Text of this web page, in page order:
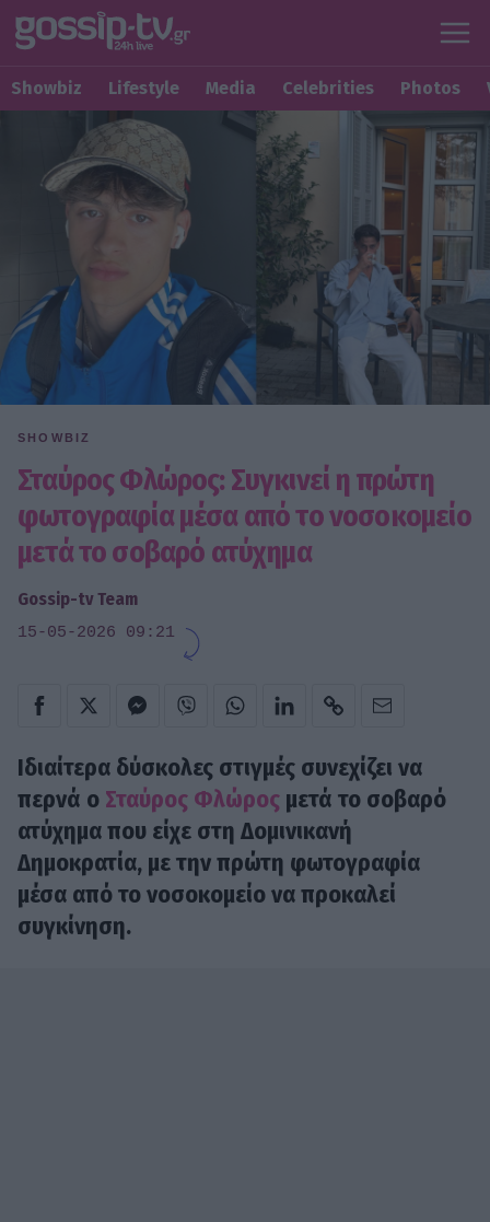
Showbiz Lifestyle Media Celebrities Photos
SHOWBIZ
Σταύρος Φλώρος: Συγκινεί η πρώτη
φωτογραφία μέσα από το νοσοκομείο
μετά το σοβαρό ατύχημα
Gossip-tv Team
15-05-2026 09:21
Ιδιαίτερα δύσκολες στιγμές συνεχίζει να
περνά ο Σταύρος Φλώρος μετά το σοβαρό
ατύχημα που είχε στη Δομινικανή
Δημοκρατία, με την πρώτη φωτογραφία
μέσα από το νοσοκομείο να προκαλεί
συγκίνηση.